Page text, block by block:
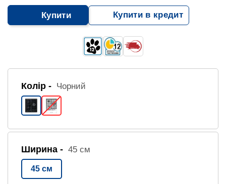
Купити Купити в кредит
Колір - Чорний
Ширина - 45 см
45 см